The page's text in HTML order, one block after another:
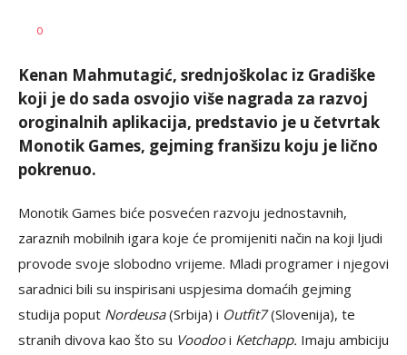
AUTOR
0
Kenan Mahmutagić, srednjoškolac iz Gradiške
koji je do sada osvojio više nagrada za razvoj
oroginalnih aplikacija, predstavio je u četvrtak
Monotik Games, gejming franšizu koju je lično
pokrenuo.
Monotik Games biće posvećen razvoju jednostavnih,
zaraznih mobilnih igara koje će promijeniti način na koji ljudi
provode svoje slobodno vrijeme. Mladi programer i njegovi
saradnici bili su inspirisani uspjesima domaćih gejming
studija poput Nordeusa(Srbija) i Outfit7(Slovenija), te
stranih divova kao što su Voodooi Ketchapp. Imaju ambiciju